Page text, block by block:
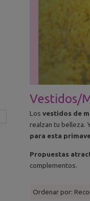
Vestidos/
Los vestidos de
realzan tu belleza.
para esta
Propuestas
complementos.
Ordenar por: